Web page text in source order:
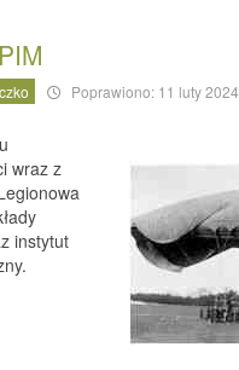
Poprawiono: 11 luty 2024
wraz z
instytut